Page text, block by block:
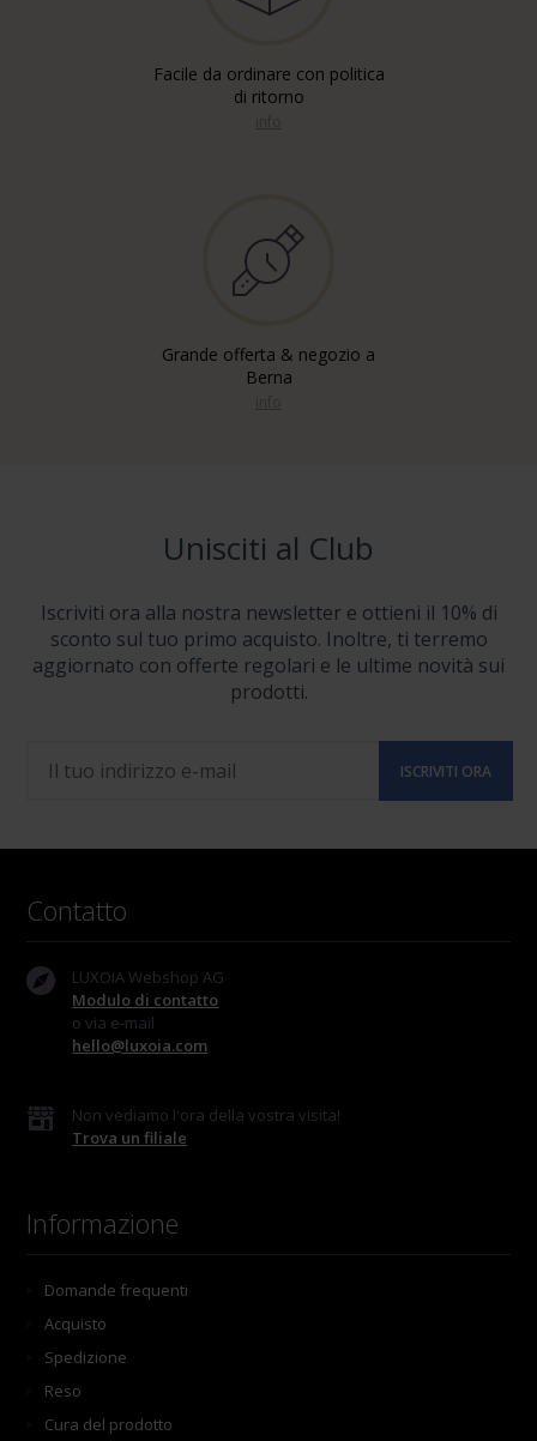
Facile da ordinare con politica
di ritorno
Grande offerta & negozio a
Berna
Unisciti al Club
Iscriviti ora alla nostra newsletter e ottieni il 10% di
sconto sul tuo primo acquisto. Inoltre, ti terremo
aggiornato con offerte regolari e le ultime novità sui
prodotti.
Contatto
LUXOIA Webshop AG
Modulo di contatto
o via e-mail
hello@luxoia.com
Non vediamo l'ora della vostra visita!
Trova un filiale
Informazione
Domande frequenti
Acquisto
Spedizione
Reso
Cura del prodotto